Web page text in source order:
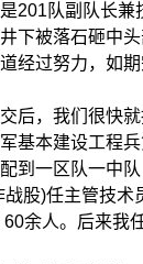
队副队长兼技
下被落石砸中
经过努力，如
，我们很快就
基本建设工程
到一区队一中
战股)任主管技
余人。后来我